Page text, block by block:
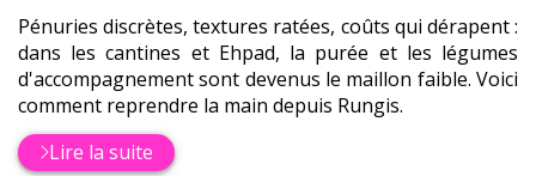
Pénuries discrètes, textures ratées, coûts qui dérapent :
dans les cantines et Ehpad, la purée et les légumes
d'accompagnement sont devenus le maillon faible. Voici
comment reprendre la main depuis Rungis.
Lire la suite